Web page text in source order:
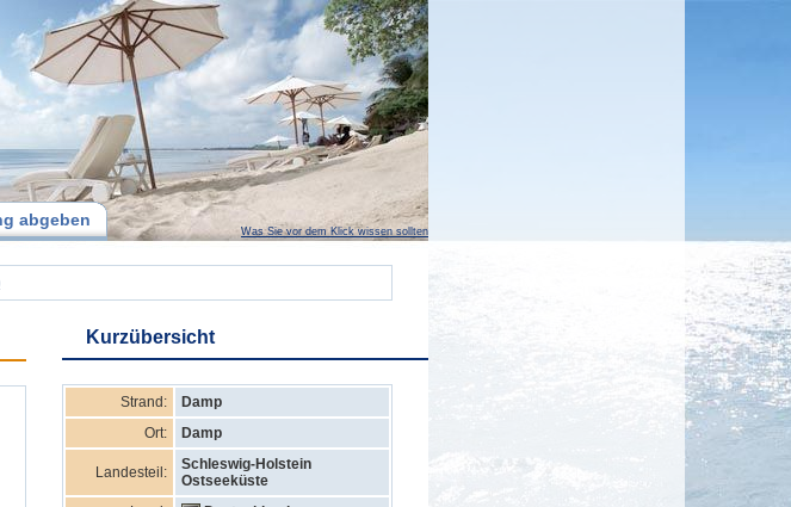
abgeben
Was Sie vor dem Klick wissen sollten
Kurzübersicht
Strand:
Damp
Ort:
Damp
Landesteil:
Schleswig-Holstein
Ostseeküste